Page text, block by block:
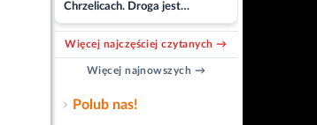
Chrzelicach. Droga jest
zablokowana
Więcej najczęściej czytanych →
Więcej najnowszych →
Polub nas!